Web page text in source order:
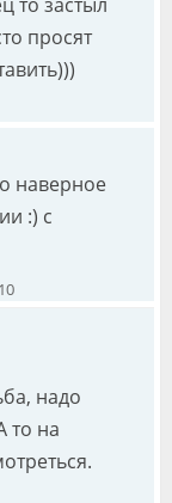
просят
наверное
:) с
надо
то на